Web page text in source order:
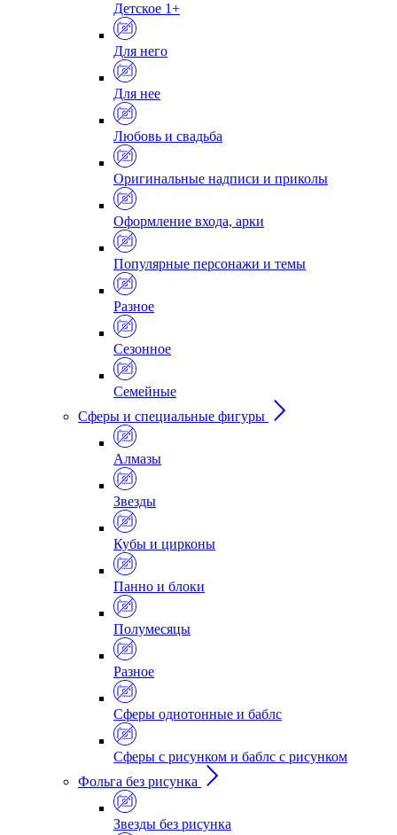
Детское 1+
Для него
Для нее
Любовь и свадьба
Оригинальные надписи и приколы
Оформление входа, арки
Популярные персонажи и темы
Разное
Сезонное
Семейные
Сферы и специальные фигуры
Алмазы
Звезды
Кубы и цирконы
Панно и блоки
Полумесяцы
Разное
Сферы однотонные и баблс
Сферы с рисунком и баблс с рисунком
Фольга без рисунка
Звезды без рисунка